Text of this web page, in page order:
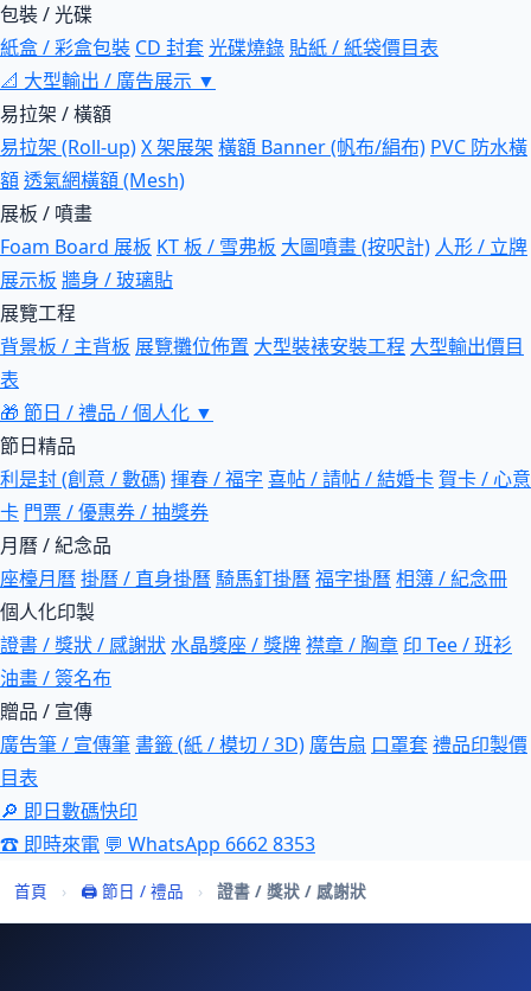
包裝 / 光碟
紙盒 / 彩盒包裝 CD 封套光碟燒錄 貼紙 / 紙袋價目表
📐 大型輸出 / 廣告展示 ▼
易拉架 / 橫額
易拉架 (Roll-up)X 架展架 橫額 Banner (帆布/絹布) PVC 防水橫
額透氣網橫額 (Mesh)
展板 / 噴畫
Foam Board 展板 KT 板 / 雪弗板 大圖噴畫 (按呎計) 人形 / 立牌
展示板 牆身 / 玻璃貼
展覽工程
背景板 / 主背板 展覽攤位佈置 大型裝裱安裝工程 大型輸出價目
表
🎁 節日 / 禮品 / 個人化 ▼
節日精品
利是封 (創意 / 數碼)揮春 / 福字 喜帖 / 請帖 / 結婚卡賀卡 / 心意
卡 門票 / 優惠券 / 抽獎券
月曆 / 紀念品
座檯月曆掛曆 / 直身掛曆騎馬釘掛曆福字掛曆相簿 / 紀念冊
個人化印製
證書 / 獎狀 / 感謝狀水晶獎座 / 獎牌襟章 / 胸章 印 Tee / 班衫
油畫 / 簽名布
贈品 / 宣傳
廣告筆 / 宣傳筆書籤 (紙 / 模切 / 3D) 廣告扇 口罩套禮品印製價
目表
🔎 即日數碼快印
☎ 即時來電 💬 WhatsApp 6662 8353
首頁 › 🖨 節日 / 禮品 › 證書 / 獎狀 / 感謝狀